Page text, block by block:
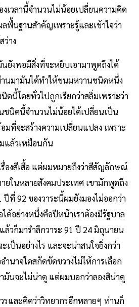
งเวลานี้จำนวนไม่น้อยเปลี่ยนความคิด
ลพื้นฐานสำคัญเพราะรู้และเข้าใจว่า
ว่าง
ยังพอมีสิ่งที่จะหยิบเอามาพูดถึงได้
นมามันได้ทำให้ขนมหวานชนิดหนึ่ง
นี้โดยทั่วไปถูกเรียกว่าสลิ่มเพราะว่า
นิดนี้จำนวนไม่น้อยได้เปลี่ยนเป็น
มที่จะสร้างความเปลี่ยนแปลง เพราะ
มแล้วเหมือนกัน
องสีเสื้อ แต่ผมหมายถึงว่าสีสัญลักษณ์
ยในหลายสังคมประเทศ เขามักพูดถึง
ที่ 92 ของวาระนี้ผมยังมองไม่ออกว่า
ด้อย่างหนึ่งคือปีหน้าเราต้องมีรัฐบาล
ล้วก็มารำลึกวาระ 91 ปี 24 มิถุนายน
เป็นอย่างไร และจะน่าสนใจยิ่งกว่า
นาจใดสกัดขัดขวางไม่ให้การเลือก
มันจะไม่น่าดู แต่ผมบอกว่าลองสิน่าดู
รและคิดว่าวิทยากรอีกหลายๆ ท่านก็